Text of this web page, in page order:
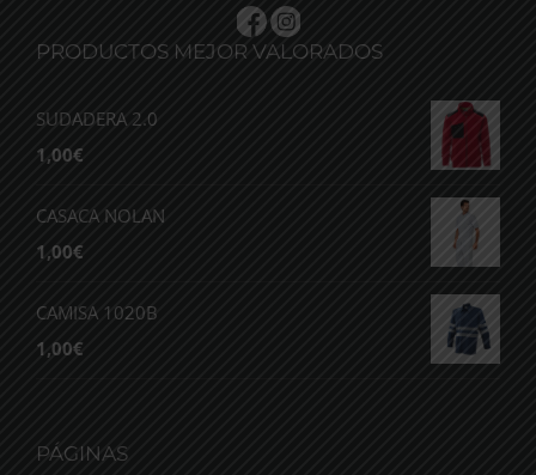
PRODUCTOS MEJOR VALORADOS
SUDADERA 2.0
1,00€
CASACA NOLAN
1,00€
CAMISA 1020B
1,00€
PÁGINAS